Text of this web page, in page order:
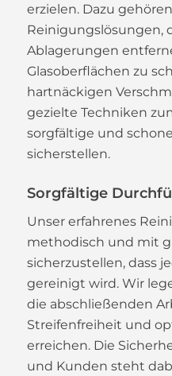
erzielen. Dazu
Reinigungslösungen,
Ablagerungen
Glasoberflächen zu
hartnäckigen
gezielte Techniken
sorgfältige und
sicherstellen.
Sorgfältige
Unser erfahrenes
methodisch und mit
sicherzustellen, dass
gereinigt wird. Wir
die abschließenden
Streifenfreiheit und
erreichen. Die
und Kunden steht